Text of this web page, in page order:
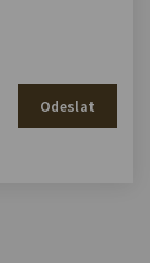
Odeslat